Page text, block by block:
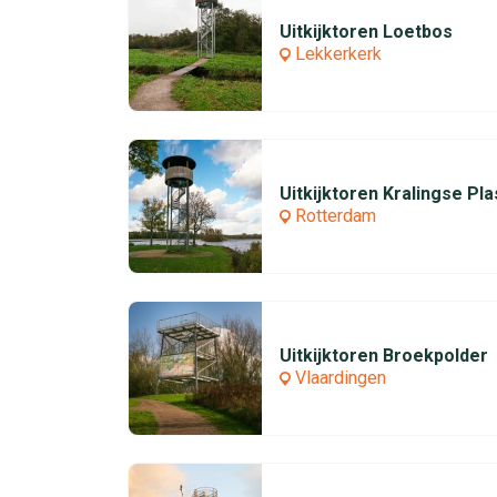
Uitkijktoren Loetbos
Lekkerkerk
Uitkijktoren Kralingse
Rotterdam
Uitkijktoren Broekpolder
Vlaardingen